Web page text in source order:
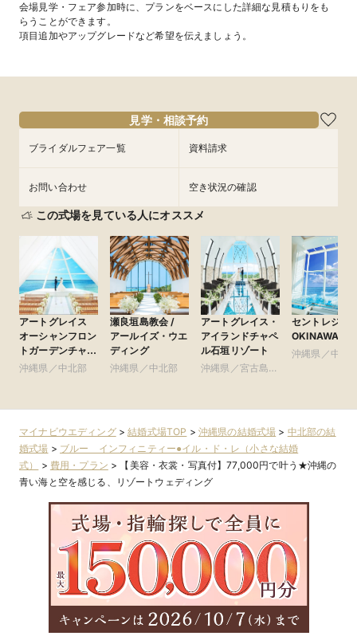
会場見学・フェア参加時に、プランをベースにした詳細な見積もりをも
らうことができます。
項目追加やアップグレードなど希望を伝えましょう。
見学・相談予約
ブライダルフェア一覧 資料請求
お問い合わせ 空き状況の確認
この式場を見ている人にオススメ
アートグレイス
オーシャンフロン
トガーデンチャペ
ル 沖縄 ●ベスト
沖縄県／中北部
瀬良垣島教会 /
アールイズ・ウエ
ディング
沖縄県／中北部
アートグレイス・
アイランドチャペ
ル石垣リゾート
沖縄県／宮古島・
セントレジェ
OKINAWA
沖縄県／中北
マイナビウエディング>結婚式場TOP > 沖縄県の結婚式場 > 中北部の結
婚式場 > ブルー インフィニティー●イル・ド・レ（小さな結婚
式）
> 費用・プラン >
【美容・衣裳・写真付】77,000円で叶う★沖縄の
青い海と空を感じる、リゾートウェディング